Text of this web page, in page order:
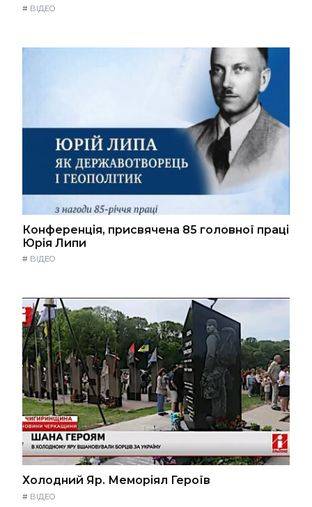
# ВІДЕО
Конференція, присвячена 85 головної праці
Юрія Липи
# ВІДЕО
Холодний Яр. Меморіял Героїв
# ВІДЕО